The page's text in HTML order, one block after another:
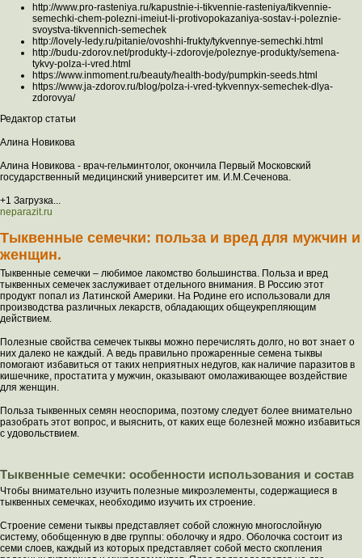
http://www.pro-rasteniya.ru/kapustnie-i-tikvennie-rasteniya/tikvennie-
semechki-chem-polezni-imeiut-li-protivopokazaniya-sostav-i-poleznie-
svoystva-tikvennich-semechek
http://lovely-ledy.ru/pitanie/ovoshhi-frukty/tykvennye-semechki.html
http://budu-zdorov.net/produkty-i-zdorovje/poleznye-produkty/semena-
tykvy-polza-i-vred.html
https://www.inmoment.ru/beauty/health-body/pumpkin-seeds.html
https://www.ja-zdorov.ru/blog/polza-i-vred-tykvennyx-semechek-dlya-
zdorovya/
Редактор статьи
Алина Новикова
Алина Новикова - врач-гельминтолог, окончила Первый Московский
государственный медицинский университет им. И.М.Сеченова.
+1 Загрузка...
neparazit.ru
Тыквенные семечки: польза и вред для мужчин и
женщин.
Тыквенные семечки – любимое лакомство большинства. Польза и вред
тыквенных семечек заслуживает отдельного внимания. В Россию этот
продукт попал из Латинской Америки. На Родине его использовали для
производства различных лекарств, обладающих общеукрепляющим
действием.
Полезные свойства семечек тыквы можно перечислять долго, но вот знает о
них далеко не каждый. А ведь правильно прожаренные семена тыквы
помогают избавиться от таких неприятных недугов, как наличие паразитов в
кишечнике, простатита у мужчин, оказывают омолаживающее воздействие
для женщин.
Польза тыквенных семян неоспорима, поэтому следует более внимательно
разобрать этот вопрос, и выяснить, от каких еще болезней можно избавиться
с удовольствием.
Тыквенные семечки: особенности использования и состав
Чтобы внимательно изучить полезные микроэлементы, содержащиеся в
тыквенных семечках, необходимо изучить их строение.
Строение семени тыквы представляет собой сложную многослойную
систему, обобщенную в две группы: оболочку и ядро. Оболочка состоит из
семи слоев, каждый из которых представляет собой место скопления